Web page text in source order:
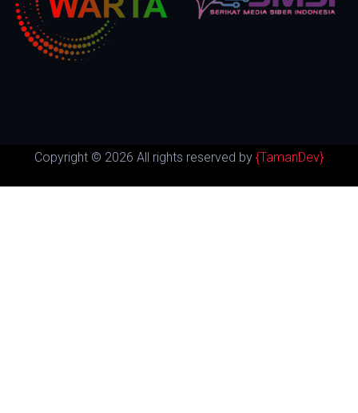
Copyright © 2026 All rights reserved by {TamanDev}